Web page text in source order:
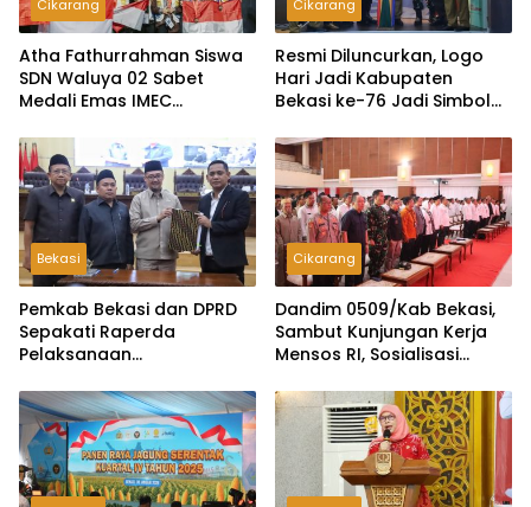
Cikarang
Atha Fathurrahman Siswa
SDN Waluya 02 Sabet
Medali Emas IMEC
Cikarang
Resmi Diluncurkan, Logo
Hari Jadi Kabupaten
Bekasi ke-76 Jadi Simbol
Hari Jadi Daerah
Bekasi
Pemkab Bekasi dan DPRD
Sepakati Raperda
Pelaksanaan
APBD 2025, Perkuat
Akuntabilitas Tata Kelola
Keuangan Daerah
Cikarang
Dandim 0509/Kab Bekasi,
Sambut Kunjungan Kerja
Mensos RI, Sosialisasi
Wibawamukti